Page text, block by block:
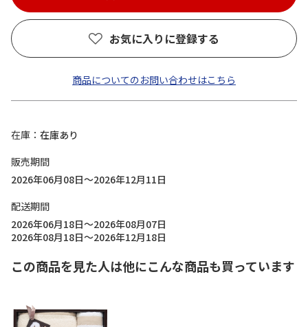
お気に入りに登録する
商品についてのお問い合わせはこちら
在庫
在庫あり
販売期間
2026年06月08日～2026年12月11日
配送期間
2026年06月18日～2026年08月07日
2026年08月18日～2026年12月18日
この商品を見た人は他にこんな商品も買っています